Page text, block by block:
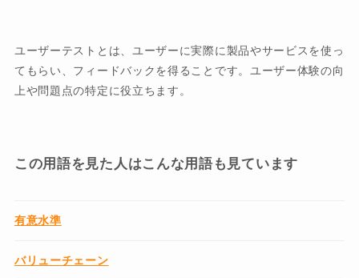
ユーザーテストとは、ユーザーに実際に製品やサービスを使っ
てもらい、フィードバックを得ることです。ユーザー体験の向
上や問題点の特定に役立ちます。
この用語を見た人はこんな用語も見ています
有意水準
バリューチェーン